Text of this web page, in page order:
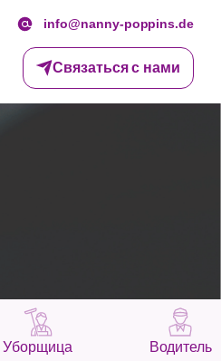
info@nanny-poppins.de
Связаться с нами
Уборщица Водитель